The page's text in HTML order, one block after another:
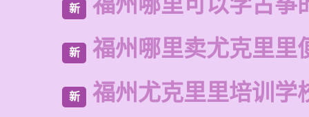
新
新 福州哪里卖尤克里里
新 福州尤克里里培训学